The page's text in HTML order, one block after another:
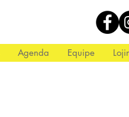
Agenda Equipe